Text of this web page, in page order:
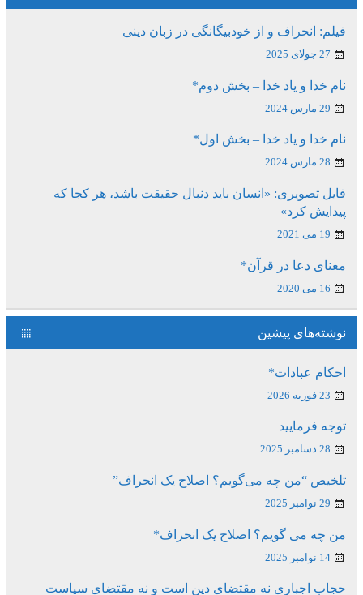
فیلم: انحراف و از خودبیگانگی در زبان دینی
27 جولای 2025
نام خدا و یاد خدا – بخش دوم*
29 مارس 2024
نام خدا و یاد خدا – بخش اول*
28 مارس 2024
فایل تصویری: «انسان باید دنبال حقیقت باشد، هر کجا که
پیدایش کرد»
19 می 2021
معنای دعا در قرآن*
16 می 2020
نوشته‌های پیشین
احکام عبادات*
23 فوریه 2026
توجه فرمایید
28 دسامبر 2025
تلخیص “من چه می‌گویم؟ اصلاح یک انحراف”
29 نوامبر 2025
من چه می گویم؟ اصلاح یک انحراف*
14 نوامبر 2025
حجاب اجباری نه مقتضای دین است و نه مقتضای سیاست